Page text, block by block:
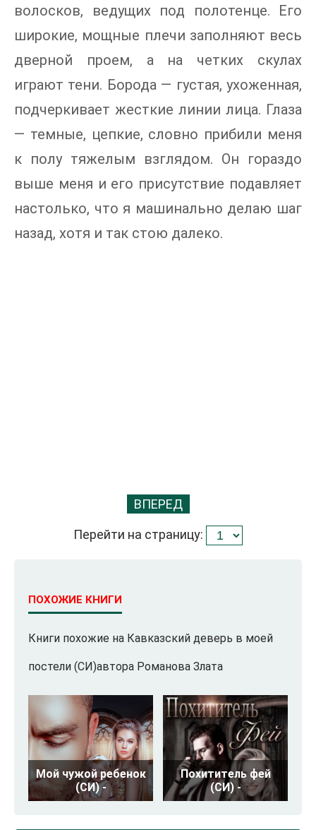
волосков, ведущих под полотенце. Его
широкие, мощные плечи заполняют весь
дверной проем, а на четких скулах
играют тени. Борода — густая, ухоженная,
подчеркивает жесткие линии лица. Глаза
— темные, цепкие, словно прибили меня
к полу тяжелым взглядом. Он гораздо
выше меня и его присутствие подавляет
настолько, что я машинально делаю шаг
назад, хотя и так стою далеко.
ВПЕРЕД
Перейти на страницу:
ПОХОЖИЕ КНИГИ
Книги похожие на Кавказский деверь в моей
постели (СИ)автора Романова Злата
Мой чужой ребенок
(СИ) -
Похититель фей
(СИ) -